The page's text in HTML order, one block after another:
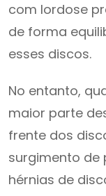
com lordose
de forma
esses discos.
No entanto,
maior parte
frente dos
surgimento de
hérnias de